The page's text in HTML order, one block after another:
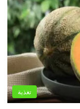
تغذية